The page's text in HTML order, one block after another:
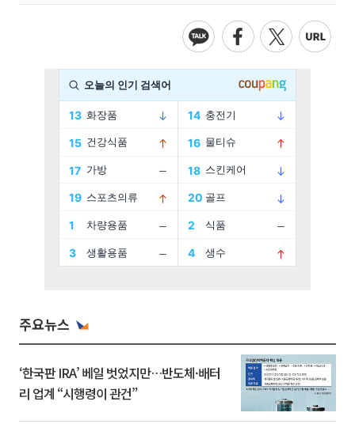
주요뉴스
‘한국판 IRA’ 베일 벗었지만…반도체·배터
리 업계 “시행령이 관건”